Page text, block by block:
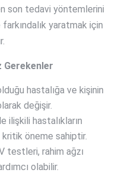
son tedavi yöntemlerini
yaratmak için
Gerekenler
hastalığa ve kişinin
değişir.
ilişkili hastalıkların
öneme sahiptir.
testleri, rahim ağzı
olabilir.